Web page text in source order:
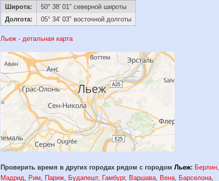
Широта:
50° 38′ 01″ северной широты
Долгота:
05° 34′ 03″ восточной долготы
Льеж - детальная карта
Проверить время в других городах рядом с городомЛьеж: Берлин,
Мадрид, Рим, Париж, Будапешт, Гамбург, Варшава, Вена, Барселона,